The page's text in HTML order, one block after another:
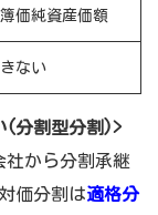
価純資産価額
ない
(分割型分割)>
社から分割承継
価分割は適格分